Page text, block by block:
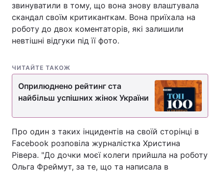
Україна Політика
Економіка Світ
Техно і зв'язок Лайт
Зброя Інциденти
Здоров'я Туризм
Цікавинки Погода
Екологія Регіони
звинуватили в тому, що вона знову влаштувала
скандал своїм критиканткам. Вона приїхала на
роботу до двох коментаторів, які залишили
невтішні відгуки під її фото.
ЧИТАЙТЕ ТАКОЖ
Оприлюднено рейтинг ста
найбільш успішних жінок України
Про один з таких інцидентів на своїй сторінці в
Facebook розповіла журналістка Христина
Рівера. "До дочки моєї колеги прийшла на роботу
Ольга Фреймут, за те, що та написала в